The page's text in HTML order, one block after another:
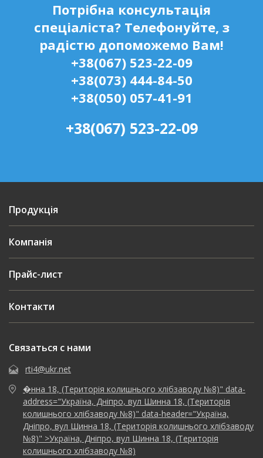
Потрібна консультація
спеціаліста? Телефонуйте, з
радістю допоможемо Вам!
+38(067) 523-22-09
+38(073) 444-84-50
+38(050) 057-41-91
+38(067) 523-22-09
Продукція
Компанія
Прайс-лист
Контакти
Связаться с нами
rti4@ukr.net
�нна 18, (Територія колишнього хлібзаводу №8)" data-
address="Україна, Дніпро, вул Шинна 18, (Територія
колишнього хлібзаводу №8)" data-header="Україна,
Дніпро, вул Шинна 18, (Територія колишнього хлібзаводу
№8)" >Україна, Дніпро, вул Шинна 18, (Територія
колишнього хлібзаводу №8)